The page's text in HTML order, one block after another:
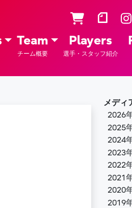
Team
チーム概要
Players
選手・スタッフ紹介
メディ
2026
2025
2024
2023
2022
2021
2020
2019